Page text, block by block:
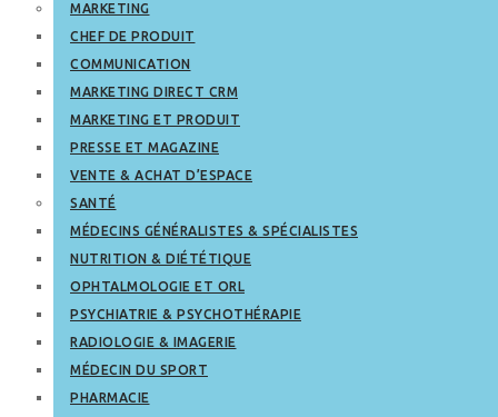
MARKETING
CHEF DE PRODUIT
COMMUNICATION
MARKETING DIRECT CRM
MARKETING ET PRODUIT
PRESSE ET MAGAZINE
VENTE & ACHAT D’ESPACE
SANTÉ
MÉDECINS GÉNÉRALISTES & SPÉCIALISTES
NUTRITION & DIÉTÉTIQUE
OPHTALMOLOGIE ET ORL
PSYCHIATRIE & PSYCHOTHÉRAPIE
RADIOLOGIE & IMAGERIE
MÉDECIN DU SPORT
PHARMACIE